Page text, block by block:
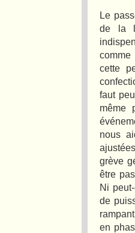
Le
de la
cette
faut
même
nous
grève
être
Ni
de
en